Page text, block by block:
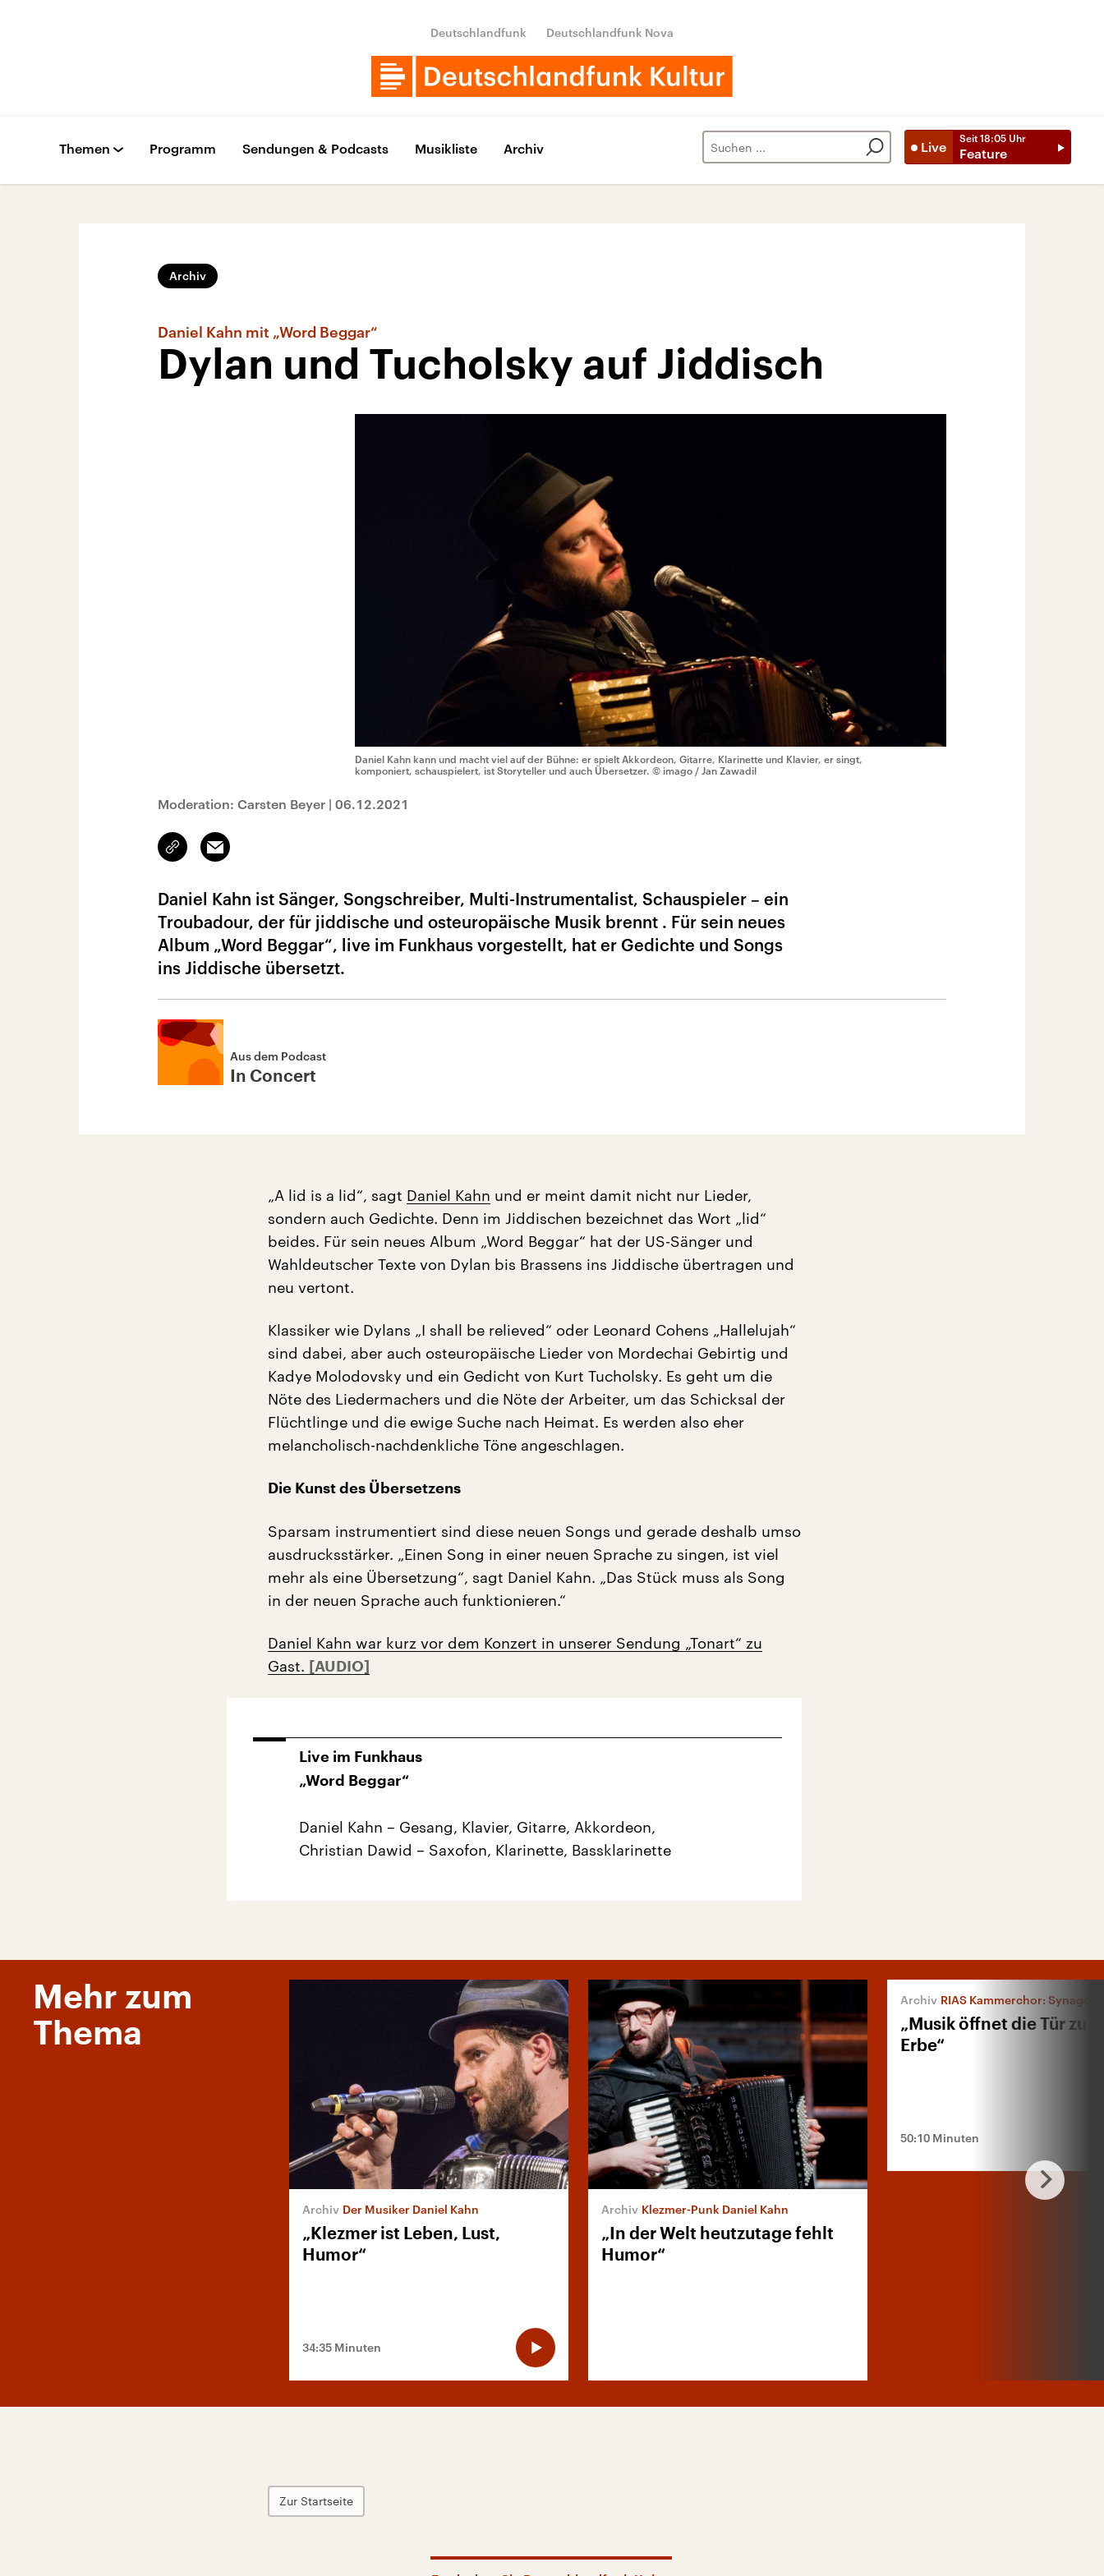
Deutschlandfunk Deutschlandfunk Nova
Live
Seit 18:05 Uhr
Feature
Themen Programm Sendungen & Podcasts Musikliste Archiv
Archiv
Daniel Kahn mit „Word Beggar“
Dylan und Tucholsky auf Jiddisch
Daniel Kahn kann und macht viel auf der Bühne: er spielt Akkordeon, Gitarre, Klarinette und Klavier, er singt,
komponiert, schauspielert, ist Storyteller und auch Übersetzer. © imago / Jan Zawadil
Moderation: Carsten Beyer | 06.12.2021
Link
kopieren/teilen
Email
Daniel Kahn ist Sänger, Songschreiber, Multi-Instrumentalist, Schauspieler – ein
Troubadour, der für jiddische und osteuropäische Musik brennt . Für sein neues
Album „Word Beggar“, live im Funkhaus vorgestellt, hat er Gedichte und Songs
ins Jiddische übersetzt.
Aus dem Podcast
In Concert
„A lid is a lid“, sagt Daniel Kahn und er meint damit nicht nur Lieder,
sondern auch Gedichte. Denn im Jiddischen bezeichnet das Wort „lid“
beides. Für sein neues Album „Word Beggar“ hat der US-Sänger und
Wahldeutscher Texte von Dylan bis Brassens ins Jiddische übertragen und
neu vertont.
Klassiker wie Dylans „I shall be relieved“ oder Leonard Cohens „Hallelujah“
sind dabei, aber auch osteuropäische Lieder von Mordechai Gebirtig und
Kadye Molodovsky und ein Gedicht von Kurt Tucholsky. Es geht um die
Nöte des Liedermachers und die Nöte der Arbeiter, um das Schicksal der
Flüchtlinge und die ewige Suche nach Heimat. Es werden also eher
melancholisch-nachdenkliche Töne angeschlagen.
Die Kunst des Übersetzens
Sparsam instrumentiert sind diese neuen Songs und gerade deshalb umso
ausdrucksstärker. „Einen Song in einer neuen Sprache zu singen, ist viel
mehr als eine Übersetzung“, sagt Daniel Kahn. „Das Stück muss als Song
in der neuen Sprache auch funktionieren.“
Daniel Kahn war kurz vor dem Konzert in unserer Sendung „Tonart“ zu
Gast.
Live im Funkhaus
„Word Beggar“
Daniel Kahn – Gesang, Klavier, Gitarre, Akkordeon,
Christian Dawid – Saxofon, Klarinette, Bassklarinette
Mehr zum
Thema
Der Musiker Daniel Kahn
„Klezmer ist Leben, Lust,
Humor“
34:35 Minuten
Klezmer-Punk Daniel Kahn
„In der Welt heutzutage fehlt
Humor“
RIAS Kammerchor: Synagogale Musik des 20. und 21.
„Musik öffnet die Tür zu
Erbe“
50:10 Minuten
Zur Startseite